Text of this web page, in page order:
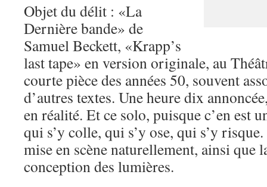
Objet du délit : «La
Dernière bande» de
Samuel Beckett, «Krapp’s
last tape» en version originale, au
courte pièce des années 50, souvent
d’autres textes. Une heure dix
en réalité. Et ce solo, puisque c’en est
qui s’y colle, qui s’y ose, qui s’y
mise en scène naturellement, ainsi que
conception des lumières.